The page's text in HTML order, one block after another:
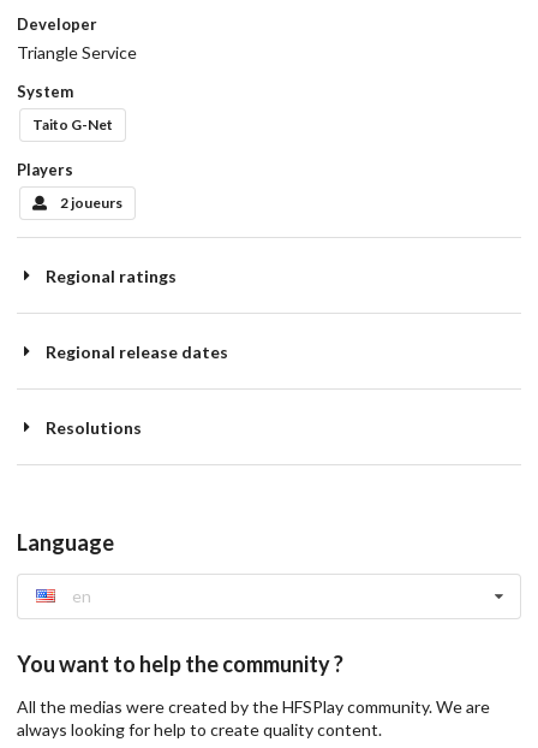
Developer
Triangle Service
System
Taito G-Net
Players
2 joueurs
Regional ratings
Regional release dates
Resolutions
Language
en
You want to help the community ?
All the medias were created by the HFSPlay community. We are
always looking for help to create quality content.